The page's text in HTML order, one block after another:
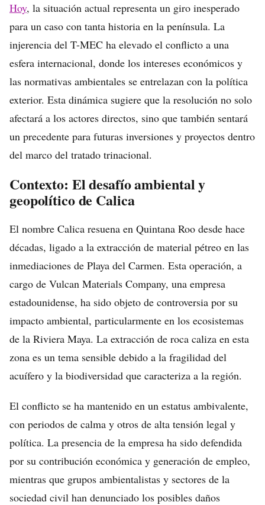
Hoy, la situación actual representa un giro inesperado
para un caso con tanta historia en la península. La
injerencia del T-MEC ha elevado el conflicto a una
esfera internacional, donde los intereses económicos y
las normativas ambientales se entrelazan con la política
exterior. Esta dinámica sugiere que la resolución no solo
afectará a los actores directos, sino que también sentará
un precedente para futuras inversiones y proyectos dentro
del marco del tratado trinacional.
Contexto: El desafío ambiental y
geopolítico de Calica
El nombre Calica resuena en Quintana Roo desde hace
décadas, ligado a la extracción de material pétreo en las
inmediaciones de Playa del Carmen. Esta operación, a
cargo de Vulcan Materials Company, una empresa
estadounidense, ha sido objeto de controversia por su
impacto ambiental, particularmente en los ecosistemas
de la Riviera Maya. La extracción de roca caliza en esta
zona es un tema sensible debido a la fragilidad del
acuífero y la biodiversidad que caracteriza a la región.
El conflicto se ha mantenido en un estatus ambivalente,
con periodos de calma y otros de alta tensión legal y
política. La presencia de la empresa ha sido defendida
por su contribución económica y generación de empleo,
mientras que grupos ambientalistas y sectores de la
sociedad civil han denunciado los posibles daños